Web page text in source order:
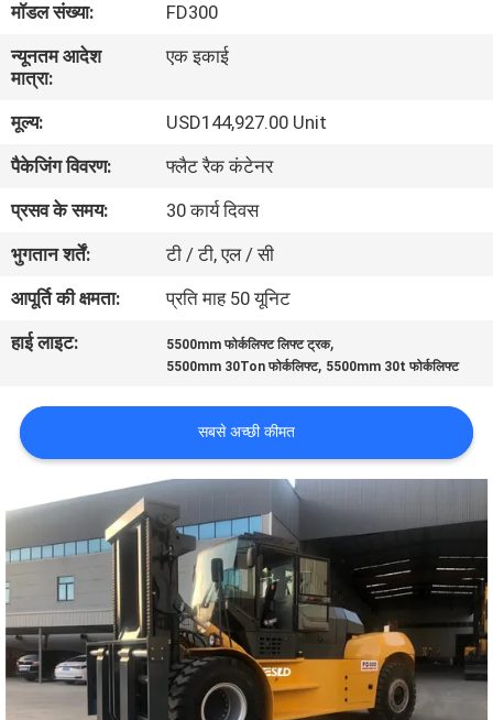
कारखाना
गुणवत्ता
नियंत्रण
साइटमैप
PRIVACY
मॉडल संख्या:
FD300
न्यूनतम आदेश
मात्रा:
एक इकाई
मूल्य:
USD144,927.00 Unit
पैकेजिंग विवरण:
फ्लैट रैक कंटेनर
प्रसव के समय:
30 कार्य दिवस
भुगतान शर्तें:
टी / टी, एल / सी
आपूर्ति की क्षमता:
प्रति माह 50 यूनिट
हाई लाइट:
5500mm फोर्कलिफ्ट लिफ्ट ट्रक,
5500mm 30Ton फोर्कलिफ्ट, 5500mm 30t फोर्कलिफ्ट
सबसे अच्छी कीमत